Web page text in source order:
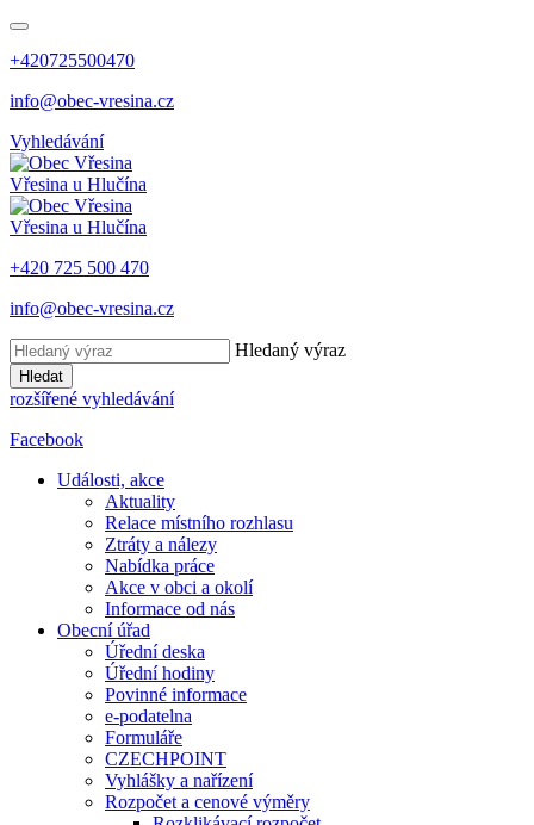
+420725500470
info@obec-vresina.cz
Vyhledávání
Vřesina u Hlučína
Vřesina u Hlučína
+420 725 500 470
info@obec-vresina.cz
Hledaný výraz
Hledat
rozšířené vyhledávání
Facebook
Události, akce
Aktuality
Relace místního rozhlasu
Ztráty a nálezy
Nabídka práce
Akce v obci a okolí
Informace od nás
Obecní úřad
Úřední deska
Úřední hodiny
Povinné informace
e-podatelna
Formuláře
CZECHPOINT
Vyhlášky a nařízení
Rozpočet a cenové výměry